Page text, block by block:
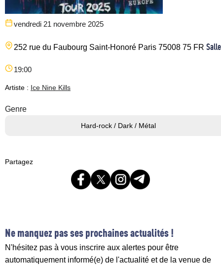
vendredi 21 novembre 2025
252 rue du Faubourg Saint-Honoré Paris 75008 75 FR
19:00
Artiste : Ice Nine Kills
Genre
Hard-rock / Dark / Métal
Partagez
Ne manquez pas ses prochaines actualités !
N'hésitez pas à vous inscrire aux alertes pour être
automatiquement informé(e) de l'actualité et de la venue de